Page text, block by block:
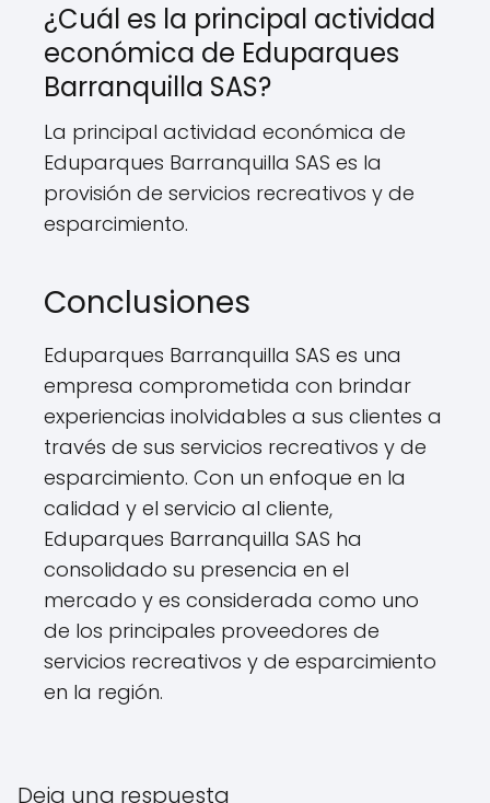
¿Cuál es la principal actividad
económica de Eduparques
Barranquilla SAS?
La principal actividad económica de
Eduparques Barranquilla SAS es la
provisión de servicios recreativos y de
esparcimiento.
Conclusiones
Eduparques Barranquilla SAS es una
empresa comprometida con brindar
experiencias inolvidables a sus clientes a
través de sus servicios recreativos y de
esparcimiento. Con un enfoque en la
calidad y el servicio al cliente,
Eduparques Barranquilla SAS ha
consolidado su presencia en el
mercado y es considerada como uno
de los principales proveedores de
servicios recreativos y de esparcimiento
en la región.
Deja una respuesta